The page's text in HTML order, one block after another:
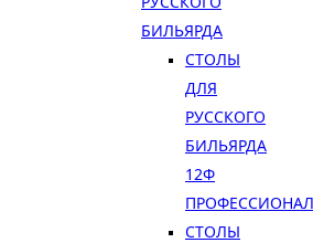
БИЛЬЯРДА
СТОЛЫ
ДЛЯ
РУССКОГО
БИЛЬЯРДА
12Ф
СТОЛЫ